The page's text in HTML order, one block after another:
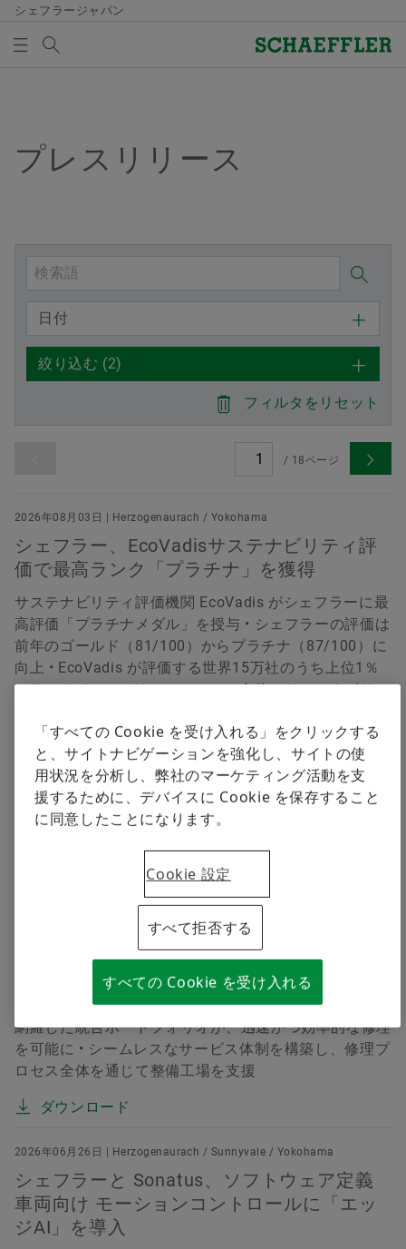
シェフラージャパン
会社概要
セールス
グループ
製品＆ソリューション
Vehicle Lifetime Solutions
ベアリング＆インダストリアルソリューション
ズ​
採用情報
エントリー
当社の従業員
メディア及びイベント
メディアライブラリ
ソーシャルニュース
イベント一覧
メディア買い物かごの中にアイテムが入っていませ
注意
一回の注文で、複数のメディアを買い物かご
に入れることができます。メディアごとの最
大注文数は20個です。無料で入手した材料を
販売することは許可されません。
すぐに注文する
プレスリリース
日付
絞り込む (2)
フィルタをリセット
/ 18 ページ
2026年08月03日 | Herzogenaurach / Yokohama
シェフラー、EcoVadisサステナビリティ評
価で最高ランク「プラチナ」を獲得
サステナビリティ評価機関 EcoVadis がシェフラーに最
高評価「プラチナメダル」を授与 • シェフラーの評価は
前年のゴールド（81/100）からプラチナ（87/100）に
向上 • EcoVadis が評価する世界15万社のうち上位1％
にランクイン • バリューチェーン全体にサステナビリテ
ダウンロード
2026年07月21日 | Frankfurt / Yokohama
Automechanika Frankfurt 2026: 「モーションを
支え、未来を切り拓く」
シェフラー、作業効率の向上と複雑さの軽減
を実現するアフターマーケット向け統合ポー
トフォリオおよびスマートソリューションを
ブランドを統一することで、ブランドメッセージを明確
にし、顧客対応をよりシンプルに • すべての駆動方式を
網羅した統合ポートフォリオが、迅速かつ効率的な修理
を可能に • シームレスなサービス体制を構築し、修理プ
ロセス全体を通じて整備工場を支援
ダウンロード
2026年06月26日 | Herzogenaurach / Sunnyvale / Yokohama
シェフラーと Sonatus、ソフトウェア定義
車両向け モーションコントロールに「エッ
ジAI」を導入
「すべての Cookie を受け入れる」をクリックする
と、サイトナビゲーションを強化し、サイトの使
用状況を分析し、弊社のマーケティング活動を支
援するために、デバイスに Cookie を保存すること
に同意したことになります。
Cookie 設定
すべて拒否する
すべての Cookie を受け入れる